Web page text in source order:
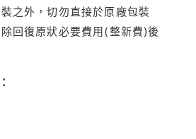
之外，切勿直接於原廠包裝
回復原狀必要費用(整新費)後